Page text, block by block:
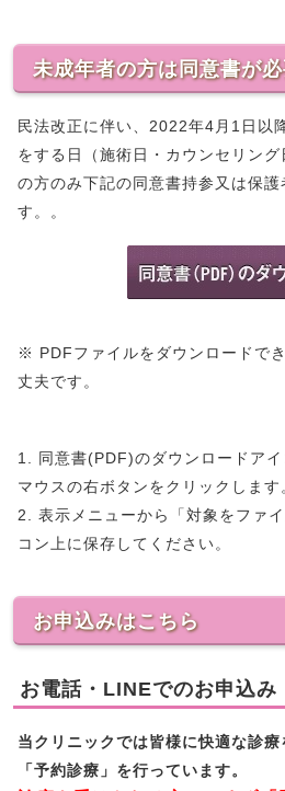
未成年者の方は同意書が
民法改正に伴い、2022年4月1日以
をする日（施術日・カウンセリン
の方のみ下記の同意書持参又は保護
す。。
※ PDFファイルをダウンロードで
丈夫です。
1. 同意書(PDF)のダウンロードアイ
マウスの右ボタンをクリックします
2. 表示メニューから「対象をファ
コン上に保存してください。
お申込みはこちら
お電話・LINEでのお申込み
当クリニックでは皆様に快適な診
「予約診療」を行っています。